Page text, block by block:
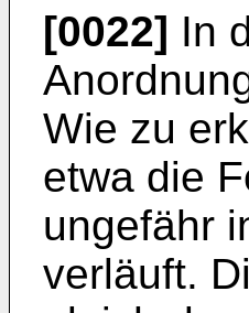
[0022] In
Wie zu
etwa die
ungefähr
verläuft.